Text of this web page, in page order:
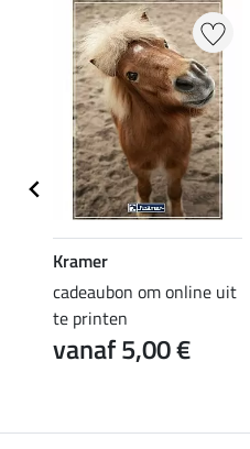
Kramer
cadeaubon om online uit
te printen
vanaf 5,00 €